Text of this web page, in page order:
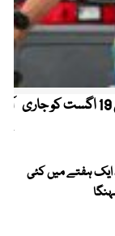
کیریبین پریمیئر لیگ ، قومی کرکٹرز کو این او سی 19 اگست کو جاری
ایک ہفتے میں کئی